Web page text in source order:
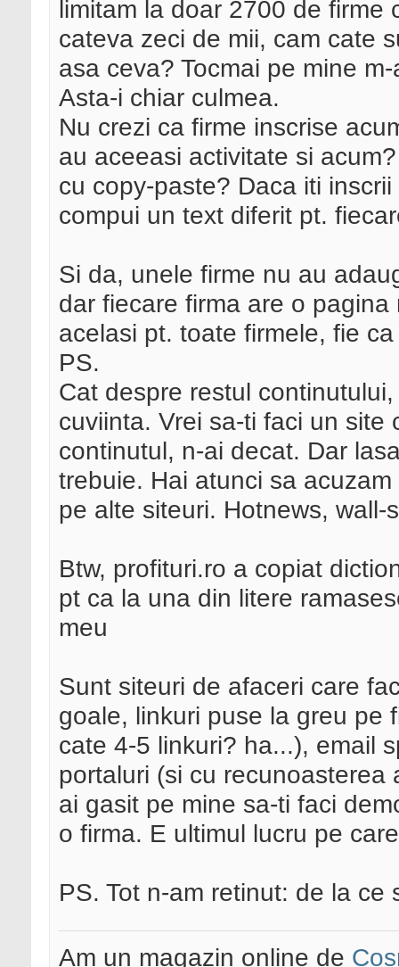
limitam la doar 2700 de
cateva zeci de mii, cam cate
asa ceva? Tocmai pe mine
Asta-i chiar culmea.
Nu crezi ca firme inscrise
au aceeasi activitate si
cu copy-paste? Daca iti
compui un text diferit pt.
Si da, unele firme nu au
dar fiecare firma are o
acelasi pt. toate firmele, fie
PS.
Cat despre restul
cuviinta. Vrei sa-ti faci un
continutul, n-ai decat. Dar
trebuie. Hai atunci sa
pe alte siteuri. Hotnews,
Btw, profituri.ro a copiat
pt ca la una din litere
meu
Sunt siteuri de afaceri care
goale, linkuri puse la greu pe
cate 4-5 linkuri? ha...), email
portaluri (si cu recunoasterea
ai gasit pe mine sa-ti faci
o firma. E ultimul lucru pe
PS. Tot n-am retinut: de la
Am un magazin online de